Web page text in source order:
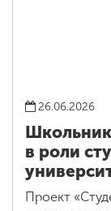
26.06.2026
в роли